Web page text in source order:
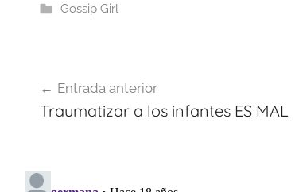
Gossip Girl
de
Entrada anterior
Traumatizar a los infantes ES MAL